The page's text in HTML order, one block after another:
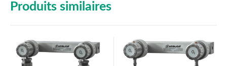
Produits similaires